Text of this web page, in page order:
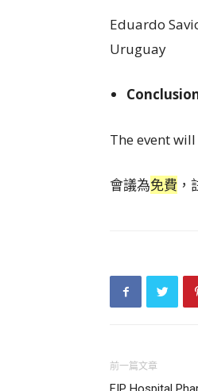
Eduardo
Uruguay
The event
會議為免費 ，
前一篇文章